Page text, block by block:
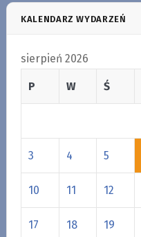
KALENDARZ WYDARZEŃ
sierpień 2026
P W Ś
3 4 5
10 11 12
17 18 19